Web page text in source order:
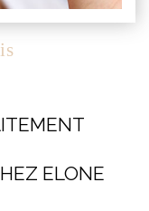
ELONE